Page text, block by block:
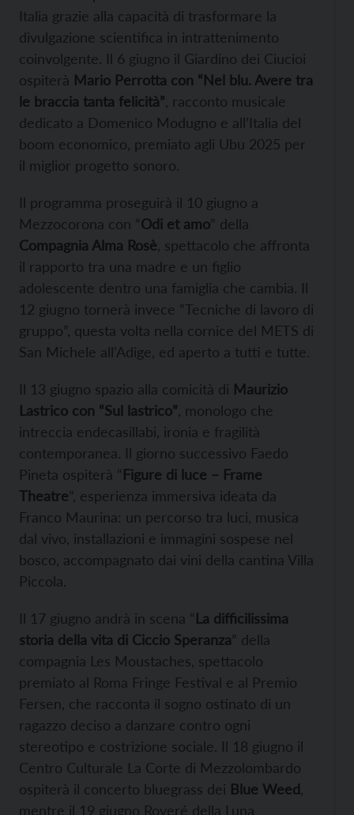
Italia grazie alla capacità di trasformare la
divulgazione scientifica in intrattenimento
coinvolgente. Il 6 giugno il Giardino dei Ciucioi
ospiterà Mario Perrotta con “Nel blu. Avere tra
le braccia tanta felicità” , racconto musicale
dedicato a Domenico Modugno e all’Italia del
boom economico, premiato agli Ubu 2025 per
il miglior progetto sonoro.
Il programma proseguirà il 10 giugno a
Mezzocorona con “Odi et amo” della
Compagnia Alma Rosè , spettacolo che affronta
il rapporto tra una madre e un figlio
adolescente dentro una famiglia che cambia. Il
12 giugno tornerà invece “Tecniche di lavoro di
gruppo”, questa volta nella cornice del METS di
San Michele all’Adige, ed aperto a tutti e tutte.
Il 13 giugno spazio alla comicità di Maurizio
Lastrico con “Sul lastrico” , monologo che
intreccia endecasillabi, ironia e fragilità
contemporanea. Il giorno successivo Faedo
Pineta ospiterà “Figure di luce – Frame
Theatre”, esperienza immersiva ideata da
Franco Maurina: un percorso tra luci, musica
dal vivo, installazioni e immagini sospese nel
bosco, accompagnato dai vini della cantina Villa
Piccola.
Il 17 giugno andrà in scena “La difficilissima
storia della vita di Ciccio Speranza” della
compagnia Les Moustaches, spettacolo
premiato al Roma Fringe Festival e al Premio
Fersen, che racconta il sogno ostinato di un
ragazzo deciso a danzare contro ogni
stereotipo e costrizione sociale. Il 18 giugno il
Centro Culturale La Corte di Mezzolombardo
ospiterà il concerto bluegrass dei Blue Weed
mentre il 19 giugno Roveré della Luna